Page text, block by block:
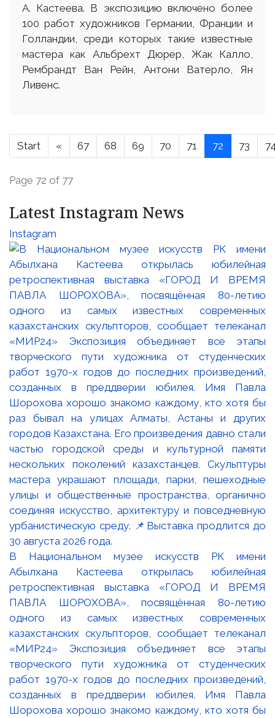
А. Кастеева. В экспозицию включено более
100 работ художников Германии, Франции и
Голландии, среди которых такие известные
мастера как Альбрехт Дюрер, Жак Калло,
Рембрандт Ван Рейн, Антони Ватерло, Ян
Ливенс.
Start « 67 68 69 70 71 72 73
Page 72 of 77
Latest Instagram News
Instagram
В Национальном музее искусств РК имени
Абылхана Кастеева открылась юбилейная
ретроспективная выставка «ГОРОД И ВРЕМЯ
ПАВЛА ШОРОХОВА», посвящённая 80-летию
одного из самых известных современных
казахстанских скульпторов, сообщает телеканал
«МИР24» Экспозиция объединяет все этапы
творческого пути художника от студенческих
работ 1970-х годов до последних произведений,
созданных в преддверии юбилея. Имя Павла
Шорохова хорошо знакомо каждому, кто хотя бы